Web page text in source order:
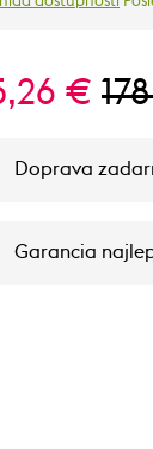
€
Doprava
Garancia